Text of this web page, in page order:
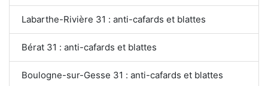
Labarthe-Rivière 31 : anti-cafards et blattes
Bérat 31 : anti-cafards et blattes
Boulogne-sur-Gesse 31 : anti-cafards et blattes